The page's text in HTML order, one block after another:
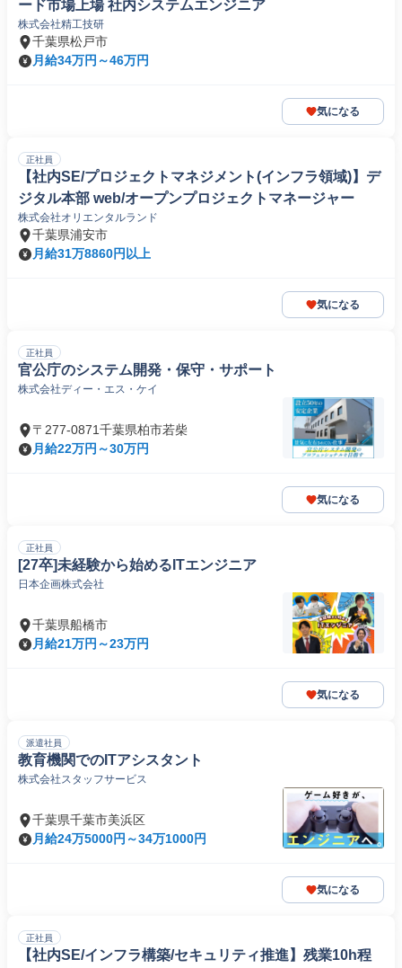
ード市場上場 社内システムエンジニア
株式会社精工技研
千葉県松戸市
月給34万円～46万円
気になる
正社員
【社内SE/プロジェクトマネジメント(インフラ領域)】デ
ジタル本部 web/オープンプロジェクトマネージャー
株式会社オリエンタルランド
千葉県浦安市
月給31万8860円以上
気になる
正社員
官公庁のシステム開発・保守・サポート
株式会社ディー・エス・ケイ
〒277-0871千葉県柏市若柴
月給22万円～30万円
気になる
正社員
[27卒]未経験から始めるITエンジニア
日本企画株式会社
千葉県船橋市
月給21万円～23万円
気になる
派遣社員
教育機関でのITアシスタント
株式会社スタッフサービス
千葉県千葉市美浜区
月給24万5000円～34万1000円
気になる
正社員
【社内SE/インフラ構築/セキュリティ推進】残業10h程